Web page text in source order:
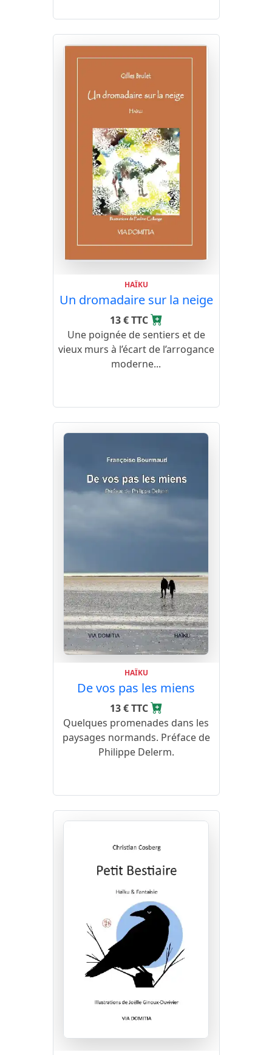
HAÏKU
Un dromadaire sur la neige
13 € TTC
Une poignée de sentiers et de
vieux murs à l’écart de l’arrogance
moderne...
HAÏKU
De vos pas les miens
13 € TTC
Quelques promenades dans les
paysages normands. Préface de
Philippe Delerm.